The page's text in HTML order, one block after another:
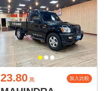
23.80 萬 加入比較